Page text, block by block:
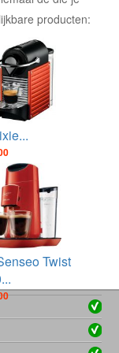
producten:
Twist